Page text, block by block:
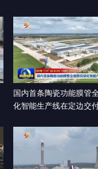
国内首条陶瓷功能膜管
化智能生产线在定边交